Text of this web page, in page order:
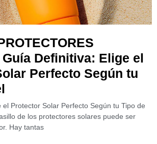
Guía Definitiva: Elige el
Perfecto Según tu
el Protector Solar Perfecto Según tu Tipo de
de los protectores solares puede ser
Hay tantas